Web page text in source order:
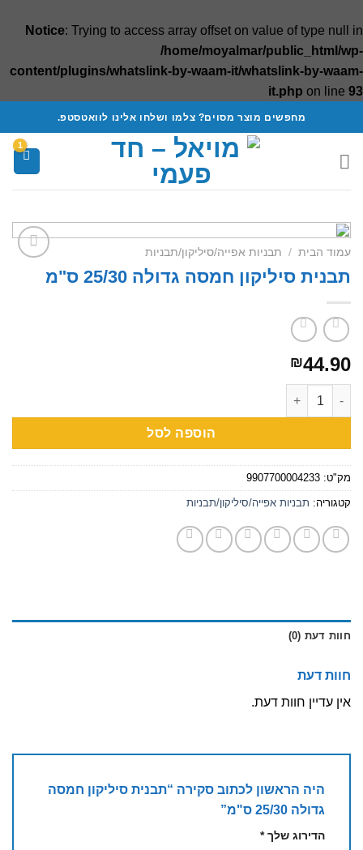
Notice: Trying to access array offset on value of type null in
/home/moyalmar/public_html/wp-
content/plugins/whatslink-by-waam-it/whatslink-by-waam-
it.php on line 93
to
מחפשים מוצר מסוים? צלמו ושלחו אלינו לוואטסטפ.
עמוד הבית / תבניות אפייה/סיליקון/תבניות
תבנית סיליקון חמסה גדולה 25/30 ס"מ
₪44.90
כמות של תבנית סיליקון חמסה גדולה 25/30 ס"מ
הוספה לסל
מק"ט: 9907700004233
קטגוריה: תבניות אפייה/סיליקון/תבניות
חוות דעת (0)
חוות דעת
אין עדיין חוות דעת.
היה הראשון לכתוב סקירה “תבנית סיליקון חמסה
גדולה 25/30 ס"מ”
הדירוג שלך*